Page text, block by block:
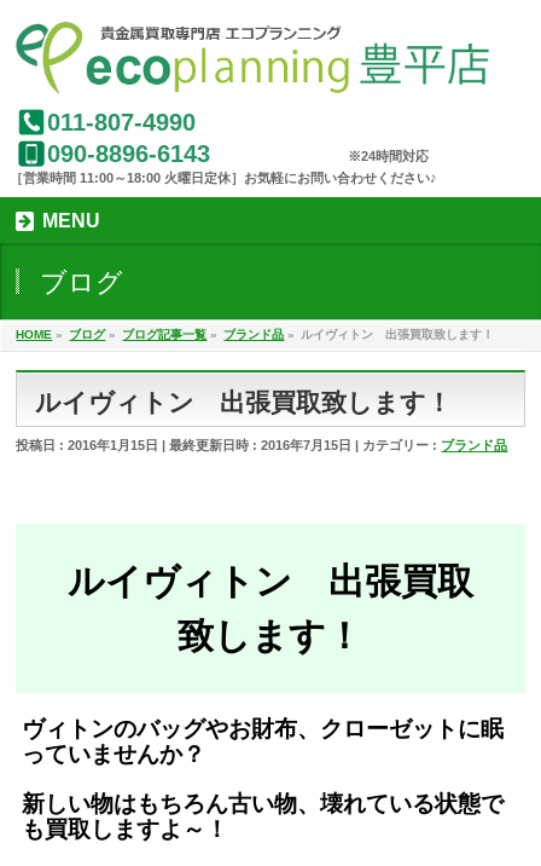
011-807-4990
090-8896-6143
MENU
ブログ
HOME » ブログ» ブログ記事一覧 » ブランド品 » ルイヴィトン 出張買取致します！
ルイヴィトン 出張買取致します！
投稿日 : 2016年1月15日 最終更新日時 : 2016年7月15日 カテゴリー : ブランド品
ルイヴィトン 出張買取
致します！
ヴィトンのバッグやお財布、クローゼットに眠
っていませんか？
新しい物はもちろん古い物、壊れている状態で
も買取しますよ～！